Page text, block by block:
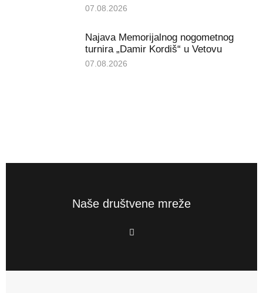
07.08.2026
Najava Memorijalnog nogometnog
turnira „Damir Kordiš“ u Vetovu
07.08.2026
Naše društvene mreže
F
a
o